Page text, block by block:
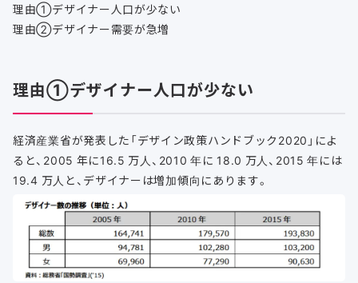
理由①デザイナー人口が少ない
理由②デザイナー需要が急増
理由①デザイナー人口が少ない
経済産業省が発表した「デザイン政策ハンドブック2020」によ
ると、2005 年に16.5 万人、2010 年に 18.0 万人、2015 年には
19.4 万人と、デザイナーは増加傾向にあります。